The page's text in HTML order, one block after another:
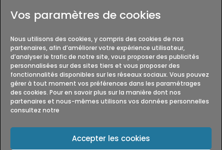
Vos paramètres de cookies
Nous utilisons des cookies, y compris des cookies de nos
partenaires, afin d’améliorer votre expérience utilisateur,
d’analyser le trafic de notre site, vous proposer des publicités
personnalisées sur des sites tiers et vous proposer des
fonctionnalités disponibles sur les réseaux sociaux. Vous pouvez
gérer à tout moment vos préférences dans les paramétrages
des cookies. Pour en savoir plus sur la manière dont nos
partenaires et nous-mêmes utilisons vos données personnelles
consultez notre
Accepter les cookies
Autorisation CNAPS
VERIFICATION PAR TELESERVICES CNAPS
Politique de confidentialité